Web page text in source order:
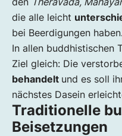
die alle leicht
bei Beerdigungen haben.
In allen buddhistischen
Ziel gleich: Die
behandelt und es soll
nächstes Dasein
Traditionelle
Beisetzungen